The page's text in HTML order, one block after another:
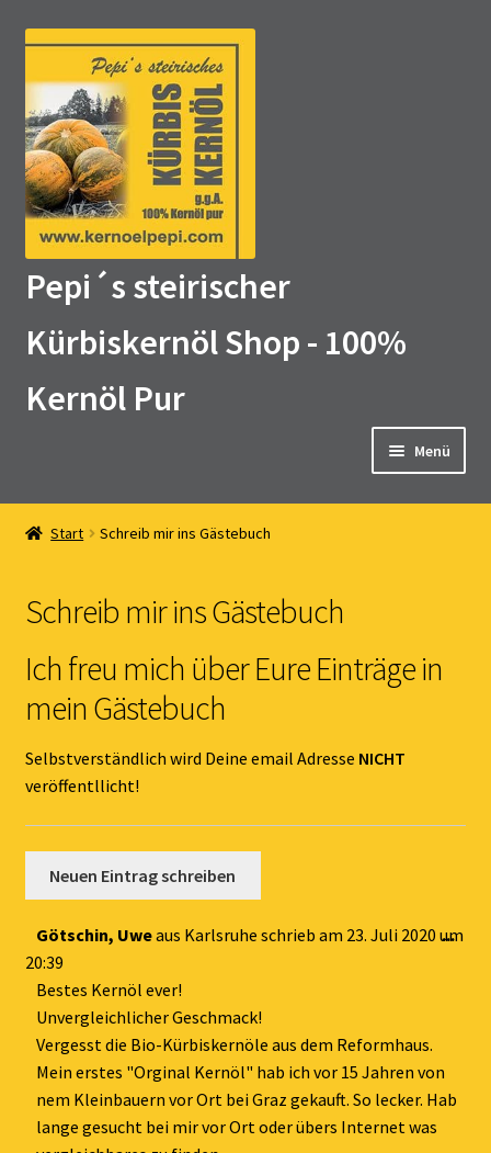
Zur
Navigation
springen
Zum
springen
Pepi´s steirischer
Kürbiskernöl Shop - 100%
Kernöl Pur
Menü
Home
Kernöl Pepi
Übers Kernöl
Kontakt
Gästebuch
Start Schreib mir ins Gästebuch
Schreib mir ins Gästebuch
Ich freu mich über Eure Einträge in
mein Gästebuch
Selbstverständlich wird Deine email Adresse NICHT
veröffentllicht!
Götschin, Uweaus Karlsruhe schrieb am 23. Juli 2020 um
20:39
Bestes Kernöl ever!
Unvergleichlicher Geschmack!
Vergesst die Bio-Kürbiskernöle aus dem Reformhaus.
Mein erstes "Orginal Kernöl" hab ich vor 15 Jahren von
nem Kleinbauern vor Ort bei Graz gekauft. So lecker. Hab
lange gesucht bei mir vor Ort oder übers Internet was
...